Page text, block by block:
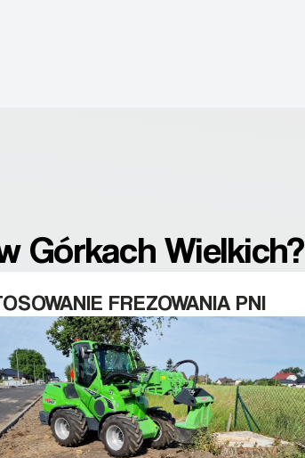
Górkach Wielkich?
FREZOWANIA PNI